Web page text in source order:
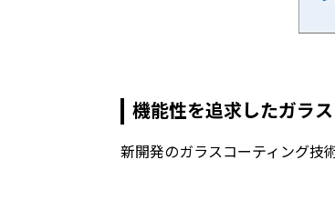
機能性を追求したガラ
新開発のガラスコーティング技